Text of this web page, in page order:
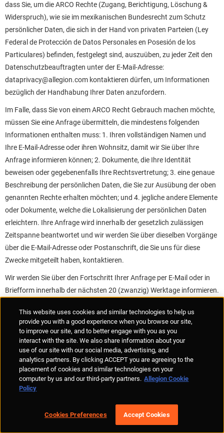
dass Sie, um die ARCO Rechte (Zugang, Berichtigung, Löschung &
Widerspruch), wie sie im mexikanischen Bundesrecht zum Schutz
persönlicher Daten, die sich in der Hand von privaten Parteien (Ley
Federal de Protección de Datos Personales en Posesión de los
Particulares) befinden, festgelegt sind, auszuüben, zu jeder Zeit den
Datenschutzbeauftragten unter der E-Mail-Adresse:
dataprivacy@allegion.com kontaktieren dürfen, um Informationen
bezüglich der Handhabung Ihrer Daten anzufordern.
Im Falle, dass Sie von einem ARCO Recht Gebrauch machen möchte,
müssen Sie eine Anfrage übermitteln, die mindestens folgenden
Informationen enthalten muss: 1. Ihren vollständigen Namen und
Ihre E-Mail-Adresse oder ihren Wohnsitz, damit wir Sie über Ihre
Anfrage informieren können; 2. Dokumente, die Ihre Identität
beweisen oder gegebenenfalls Ihre Rechtsvertretung; 3. eine genaue
Beschreibung der persönlichen Daten, die Sie zur Ausübung der oben
genannten Rechte erhalten möchten; und 4. jegliche andere Elemente
oder Dokumente, welche die Lokalisierung der persönlichen Daten
erleichtern. Ihre Anfrage wird innerhalb der gesetzlich zulässigen
Zeitspanne beantwortet und wir werden Sie über dieselben Vorgänge
über die E-Mail-Adresse oder Postanschrift, die Sie uns für diese
Zwecke mitgeteilt haben, kontaktieren.
Wir werden Sie über den Fortschritt Ihrer Anfrage per E-Mail oder in
Briefform innerhalb der nächsten 20 (zwanzig) Werktage informieren.
von Ihnen anfordern. Falls Ihre Anfrage berücksichtigt werden kann,
werden wir Ihnen im Zeitraum von fünfzehn (15) Werktagen nach
Ablauf der vorherigen Zeitspanne antworten.
Sie können gegebenenfalls die Zustimmung, die Sie uns zur
Bearbeitung Ihrer persönlichen Daten gegeben haben, widerrufen.
Bitte beachten Sie dennoch, dass wir Ihnen nicht in allen Fällen auf
können, da es möglich ist, dass wir aufgrund rechtlicher
Verpflichtungen dazu angehalten sind, Ihre persönlichen Daten
This website uses cookies and similar technologies to help us
provide you with a good experience when you browse our site,
to improve our site, and to better engage with you as you
interact with the site. We also share information about your
use of our site with our social media, advertising, and
analytics partners. By clicking ACCEPT you are agreeing to the
placement of cookies and similar technologies on your
computer by us and our third-party partners. Allegion Cookie
Policy
Cookies Preferences Accept Cookies